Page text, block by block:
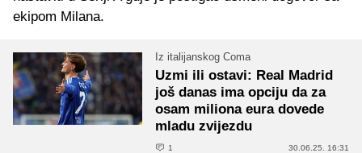
ekipom Milana.
Iz italijanskog Coma
Uzmi ili ostavi: Real Madrid
još danas ima opciju da za
osam miliona eura dovede
mladu zvijezdu
1 30.06.25. 16:31